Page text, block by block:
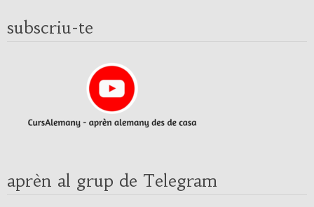
subscriu-te
aprèn al grup de Telegram